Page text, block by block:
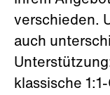
verschieden.
auch
klassische